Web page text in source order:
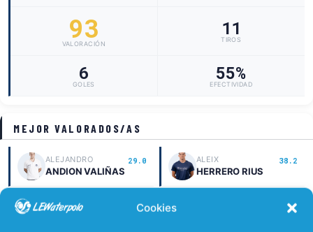
Cookies
93
VALORACIÓN
11
TIROS
6
GOLES
55%
EFECTIVIDAD
MEJOR VALORADOS/AS
ALEJANDRO 29.0
ANDION VALIÑAS
ALEIX 38.2
HERRERO RIUS
OSCAR 50.6
MONTES GOMEZ